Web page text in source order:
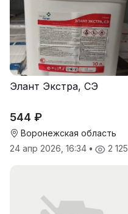
Элант Экстра, СЭ
544 ₽
Воронежская область
24 апр 2026, 16:34 • 2 125